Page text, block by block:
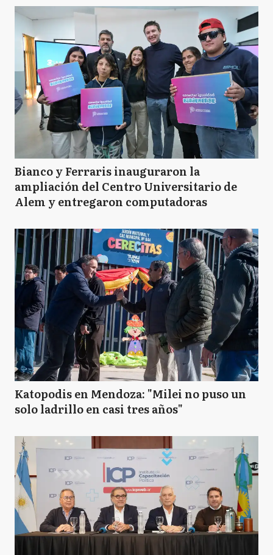
Bianco y Ferraris inauguraron la
ampliación del Centro Universitario de
Alem y entregaron computadoras
Katopodis en Mendoza: "Milei no puso un
solo ladrillo en casi tres años"